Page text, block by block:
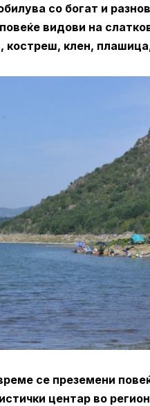
со богат и
видови на
костреш, клен,
се преземени
центар во